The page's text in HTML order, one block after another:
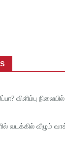
விளிம்பு
வடக்கில் வீழும்